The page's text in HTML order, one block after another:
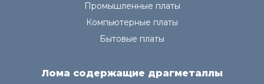
Промышленные платы
Компьютерные платы
Бытовые платы
Лома содержащие драгметаллы